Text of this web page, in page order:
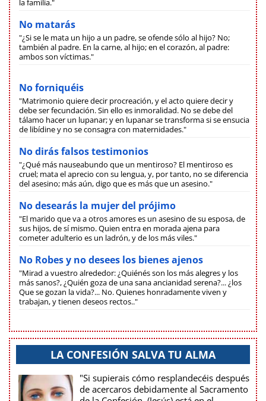
la familia."
No matarás
"¿Si se le mata un hijo a un padre, se ofende sólo al hijo? No;
también al padre. En la carne, al hijo; en el corazón, al padre:
ambos son víctimas."
No forniquéis
"Matrimonio quiere decir procreación, y el acto quiere decir y
debe ser fecundación. Sin ello es inmoralidad. No se debe del
tálamo hacer un lupanar; y en lupanar se transforma si se ensucia
de libídine y no se consagra con maternidades."
No dirás falsos testimonios
"¿Qué más nauseabundo que un mentiroso? El mentiroso es
cruel; mata el aprecio con su lengua, y, por tanto, no se diferencia
del asesino; más aún, digo que es más que un asesino."
No desearás la mujer del prójimo
"El marido que va a otros amores es un asesino de su esposa, de
sus hijos, de sí mismo. Quien entra en morada ajena para
cometer adulterio es un ladrón, y de los más viles."
No Robes y no desees los bienes ajenos
"Mirad a vuestro alrededor: ¿Quiénés son los más alegres y los
más sanos?, ¿Quién goza de una sana ancianidad serena?... ¿los
Que se gozan la vida?... No. Quienes honradamente viven y
trabajan, y tienen deseos rectos.."
LA CONFESIÓN SALVA TU ALMA
"Si supierais cómo resplandecéis después
de acercaros debidamente al Sacramento